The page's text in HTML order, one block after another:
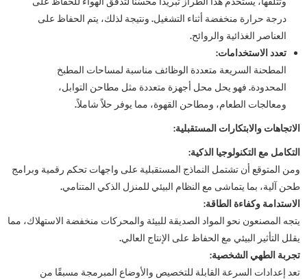
درجة حرارة منخفضة أثناء التشغيل. ونتيجة لذلك، يتم الحفاظ على
العناصر الغذائية والروائح.
تعدد الاستخدامات:
المطحنة السريعة متعددة الوظائف مناسبة لمساحات المطبخ
المحدودة. فهو يحل محل أجهزة متعددة مثل مطاحن التوابل،
ومعالجات الطعام، ومطاحن القهوة، مما يوفر حلاً شاملاً.
الاتجاهات والابتكارات المستقبلية:
التكامل مع التكنولوجيا الذكية:
ومن المتوقع أن تشتمل النماذج المستقبلية على واجهات تحكم رقمية وبرامج
طحن آلية، بما يتماشى مع النظام البيئي للمنزل الذكي المتنامي.
الاستدامة وكفاءة الطاقة:
يتجه المصنعون نحو المواد الصديقة للبيئة والمحركات منخفضة الاستهلاك، مما
يقلل التأثير البيئي مع الحفاظ على الإنتاج العالي.
تجربة الطهي الشخصية:
تعد إعدادات السرعة القابلة للتخصيص والأوضاع المبرمجة مسبقًا من